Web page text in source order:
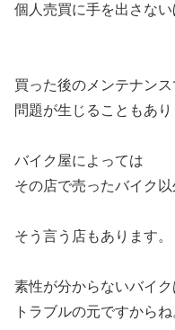
個人売買に手を出さない
買った後のメンテナンス
問題が生じることもあり
バイク屋によっては
その店で売ったバイク以
そう言う店もあります。
素性が分からないバイク
トラブルの元ですからね